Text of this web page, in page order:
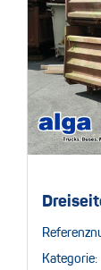
Kategorie: